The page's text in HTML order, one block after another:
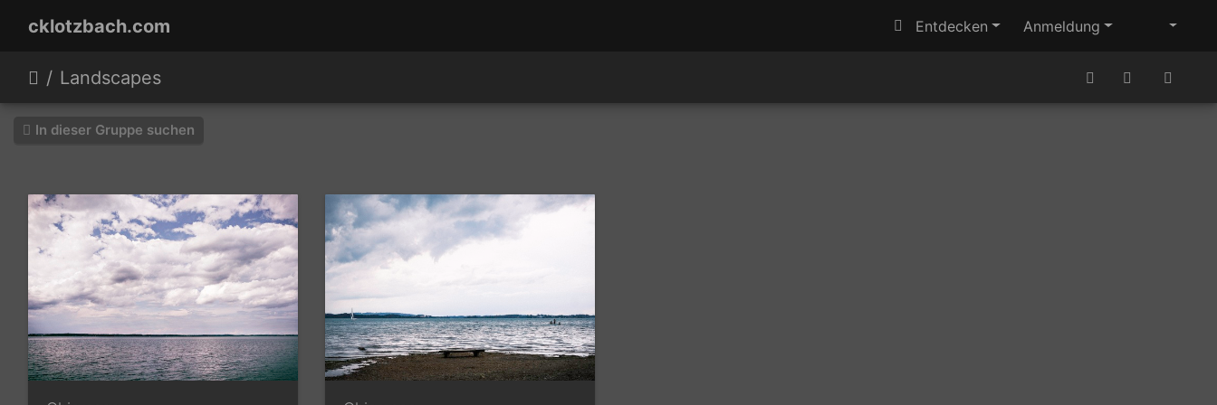
cklotzbach.com Entdecken Anmeldung
Landscapes
In dieser Gruppe suchen